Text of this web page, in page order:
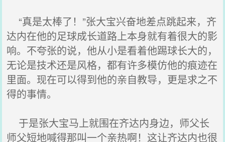
“真是太棒了！”张大宝兴奋地差点跳起来，齐
达内在他的足球成长道路上本身就有着很大的影
响。不夸张的说，他从小是看着他踢球长大的，
无论是技术还是风格，都有许多模仿他的痕迹在
里面。现在可以得到他的亲自教导，更是求之不
得的事情。
于是张大宝马上就围在齐达内身边，师父长
师父短地喊得那叫一个亲热啊！这让齐达内也很